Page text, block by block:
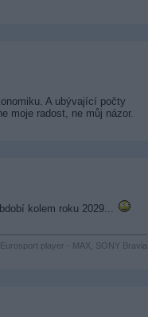
A ubývající počty
moje radost, ne můj názor.
kolem roku 2029...
player - MAX, SONY Bravia